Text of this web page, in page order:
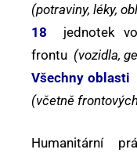
(potraviny, léky,
18
jednotek
frontu (vozidla,
Všechny oblasti
(včetně
Humanitární